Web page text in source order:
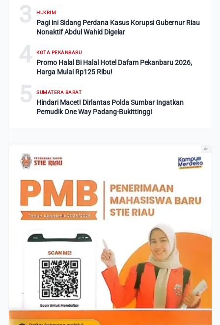
3 HUKRIM
Pagi ini Sidang Perdana Kasus Korupsi Gubernur Riau
Nonaktif Abdul Wahid Digelar
4 KOTA PEKANBARU
Promo Halal Bi Halal Hotel Dafam Pekanbaru 2026,
Harga Mulai Rp125 Ribu!
5 SUMATERA BARAT
Hindari Macet! Dirlantas Polda Sumbar Ingatkan
Pemudik One Way Padang-Bukittinggi
Ad